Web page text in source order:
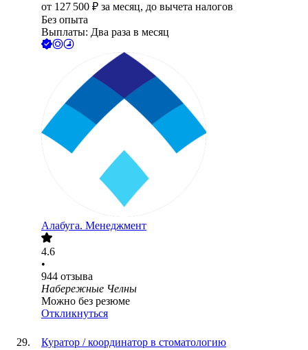
от 127 500 ₽ за месяц, до вычета налогов
Без опыта
Выплаты: Два раза в месяц
Алабуга. Менеджмент
4.6
•
944 отзыва
Набережные Челны
Можно без резюме
Откликнуться
Куратор / координатор в стоматологию